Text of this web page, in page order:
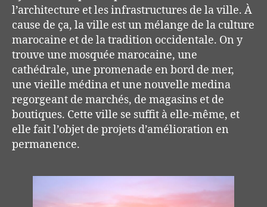
l’architecture et les infrastructures de la ville. À
cause de ça, la ville est un mélange de la culture
marocaine et de la tradition occidentale. On y
trouve une mosquée marocaine, une
cathédrale, une promenade en bord de mer,
une vieille médina et une nouvelle medina
regorgeant de marchés, de magasins et de
boutiques. Cette ville se suffit à elle-même, et
elle fait l’objet de projets d’amélioration en
permanence.